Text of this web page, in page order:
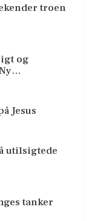
troen
og
Jesus
utilsigtede
tanker